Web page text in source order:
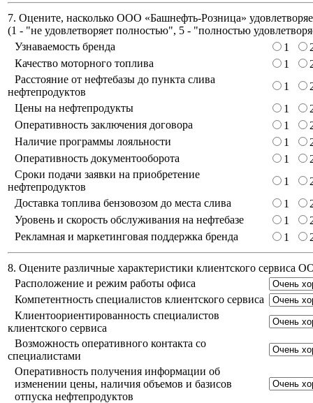
7. Оцените, насколько ООО «Башнефть-Розница»
(1 - "не удовлетворяет полностью", 5 - "полностью
Узнаваемость бренда
1
Качество моторного топлива
1
Расстояние от нефтебазы до пункта слива
нефтепродуктов
1
Цены на нефтепродукты
1
Оперативность заключения договора
1
Наличие программы лояльности
1
Оперативность документооборота
1
Сроки подачи заявки на приобретение
нефтепродуктов
1
Доставка топлива бензовозом до места слива
1
Уровень и скорость обслуживания на нефтебазе
1
Рекламная и маркетинговая поддержка бренда
1
8. Оцените различные характеристики клиентского сервиса
Расположение и режим работы офиса
Компетентность специалистов клиентского сервиса
Клиентоориентированность специалистов
клиентского сервиса
Возможность оперативного контакта со
специалистами
Оперативность получения информации об
изменении цены, наличия объемов и базисов
отпуска нефтепродуктов